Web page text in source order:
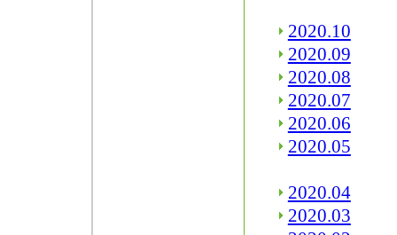
2020.10
2020.09
2020.08
2020.07
2020.06
2020.05
2020.04
2020.03